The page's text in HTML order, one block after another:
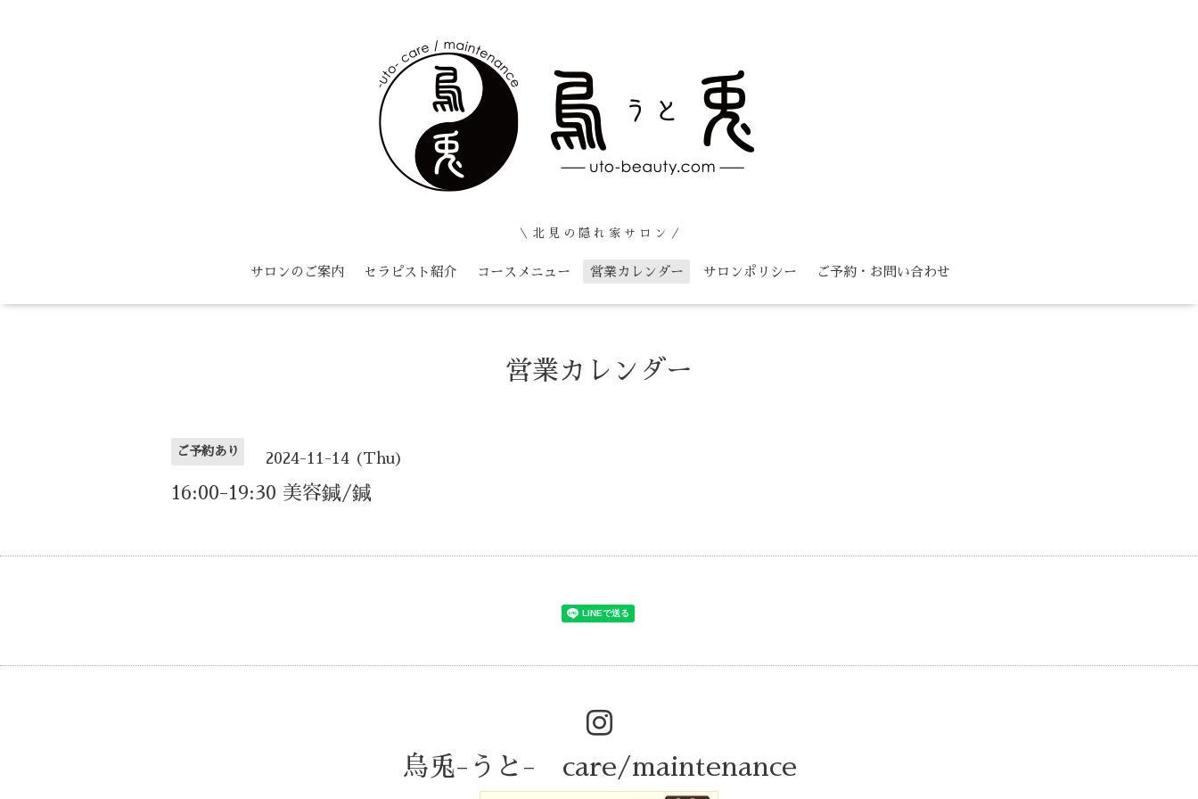
＼ 北 見 の 隠 れ 家 サ ロ ン ／
サロンのご案内 セラピスト紹介 コースメニュー 営業カレンダー サロンポリシー ご予約・お問い合わせ
営業カレンダー
ご予約あり 2024-11-14 (Thu)
16:00-19:30 美容鍼/鍼
烏兎-うと- care/maintenance